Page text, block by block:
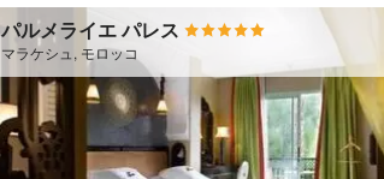
パルメライエ パレス
マラケシュ, モロッコ